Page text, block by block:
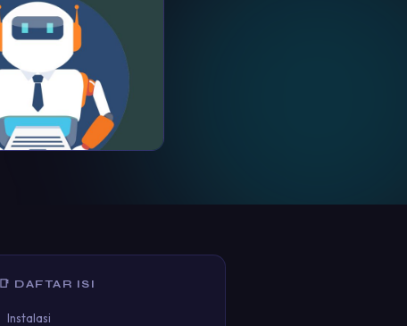
📑 DAFTAR ISI
Instalasi